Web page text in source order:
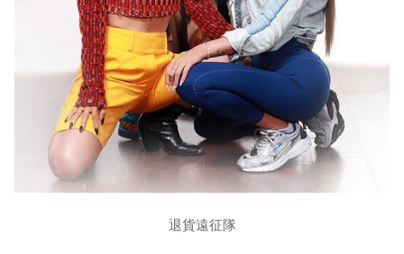
退貨遠征隊